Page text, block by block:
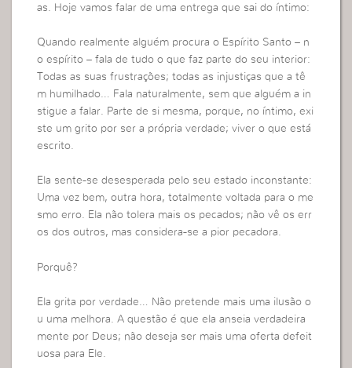
as. Hoje vamos falar de uma entrega que sai do íntimo:
Quando realmente alguém procura o Espírito Santo – n
o espírito – fala de tudo o que faz parte do seu interior:
Todas as suas frustrações; todas as injustiças que a tê
m humilhado… Fala naturalmente, sem que alguém a in
stigue a falar. Parte de si mesma, porque, no íntimo, exi
ste um grito por ser a própria verdade; viver o que está
escrito.
Ela sente-se desesperada pelo seu estado inconstante:
Uma vez bem, outra hora, totalmente voltada para o me
smo erro. Ela não tolera mais os pecados; não vê os err
os dos outros, mas considera-se a pior pecadora.
Porquê?
Ela grita por verdade… Não pretende mais uma ilusão o
u uma melhora. A questão é que ela anseia verdadeira
mente por Deus; não deseja ser mais uma oferta defeit
uosa para Ele.